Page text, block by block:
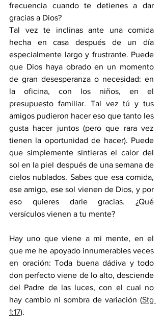
frecuencia cuando te detienes a dar
gracias a Dios?
Tal vez te inclinas ante una comida
hecha en casa después de un día
especialmente largo y frustrante. Puede
que Dios haya obrado en un momento
de gran desesperanza o necesidad: en
la oficina, con los niños, en el
presupuesto familiar. Tal vez tú y tus
amigos pudieron hacer eso que tanto les
gusta hacer juntos (pero que rara vez
tienen la oportunidad de hacer). Puede
que simplemente sintieras el calor del
sol en la piel después de una semana de
cielos nublados. Sabes que esa comida,
ese amigo, ese sol vienen de Dios, y por
eso quieres darle gracias. ¿Qué
versículos vienen a tu mente?
Hay uno que viene a mi mente, en el
que me he apoyado innumerables veces
en oración: Toda buena dádiva y todo
don perfecto viene de lo alto, desciende
del Padre de las luces, con el cual no
hay cambio ni sombra de variación (Stg
1:17).